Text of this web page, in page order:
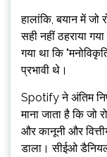
हालांकि, बयान में जो
सही नहीं ठहराया
गया था कि
प्रभावी थे।
Spotify ने अंतिम
माना जाता है कि जो
और कानूनी और
डाला। सीईओ